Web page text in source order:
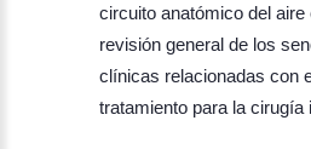
circuito anatómico del
revisión general de los
clínicas relacionadas con
tratamiento para la cirugía